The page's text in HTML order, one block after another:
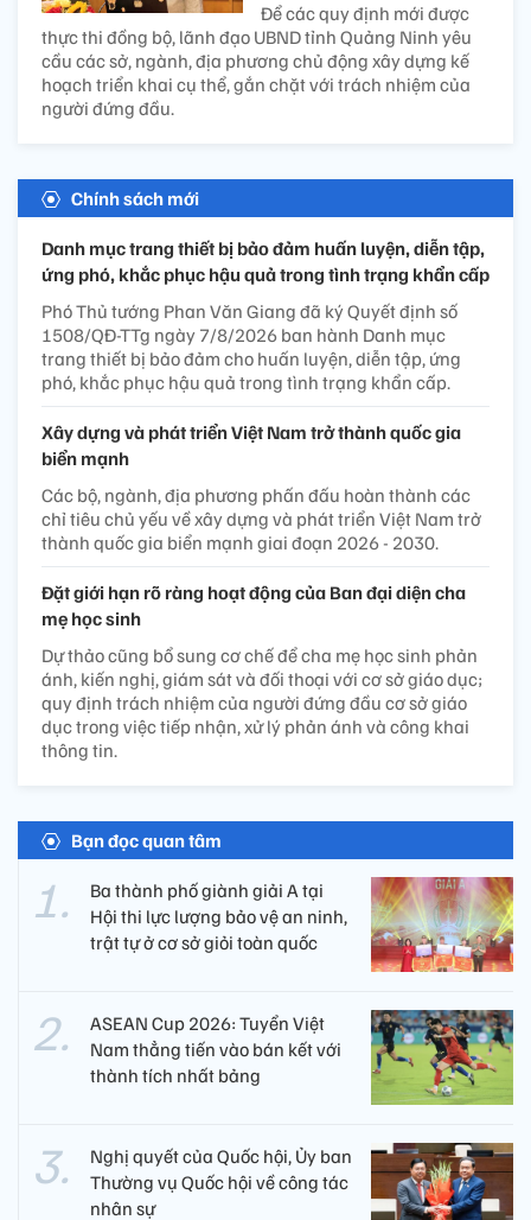
Để các quy định mới được
thực thi đồng bộ, lãnh đạo UBND tỉnh Quảng Ninh yêu
cầu các sở, ngành, địa phương chủ động xây dựng kế
hoạch triển khai cụ thể, gắn chặt với trách nhiệm của
người đứng đầu.
Chính sách mới
Danh mục trang thiết bị bảo đảm huấn luyện, diễn tập,
ứng phó, khắc phục hậu quả trong tình trạng khẩn cấp
Phó Thủ tướng Phan Văn Giang đã ký Quyết định số
1508/QĐ-TTg ngày 7/8/2026 ban hành Danh mục
trang thiết bị bảo đảm cho huấn luyện, diễn tập, ứng
phó, khắc phục hậu quả trong tình trạng khẩn cấp.
Xây dựng và phát triển Việt Nam trở thành quốc gia
biển mạnh
Các bộ, ngành, địa phương phấn đấu hoàn thành các
chỉ tiêu chủ yếu về xây dựng và phát triển Việt Nam trở
thành quốc gia biển mạnh giai đoạn 2026 - 2030.
Đặt giới hạn rõ ràng hoạt động của Ban đại diện cha
mẹ học sinh
Dự thảo cũng bổ sung cơ chế để cha mẹ học sinh phản
ánh, kiến nghị, giám sát và đối thoại với cơ sở giáo dục;
quy định trách nhiệm của người đứng đầu cơ sở giáo
dục trong việc tiếp nhận, xử lý phản ánh và công khai
thông tin.
Bạn đọc quan tâm
Ba thành phố giành giải A tại
Hội thi lực lượng bảo vệ an ninh,
trật tự ở cơ sở giỏi toàn quốc
ASEAN Cup 2026: Tuyển Việt
Nam thẳng tiến vào bán kết với
thành tích nhất bảng
Nghị quyết của Quốc hội, Ủy ban
Thường vụ Quốc hội về công tác
nhân sự